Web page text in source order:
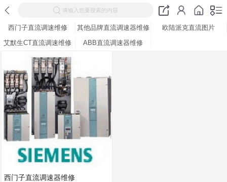
请输入您要搜索的内容
西门子直流调速维修 其他品牌直流调速器维修
欧陆派克直流图片
艾默生CT直流调速维修
ABB直流调速器维修
西门子直流调速器维修